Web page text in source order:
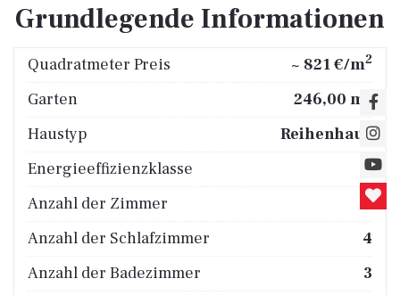
Grundlegende Informationen
Quadratmeter Preis ~ 821 €/m2
Garten 246,00 m 2
Haustyp
Reihenhaus
Energieeffizienzklasse
G
Anzahl der Zimmer
6
Anzahl der Schlafzimmer
4
Anzahl der Badezimmer
3